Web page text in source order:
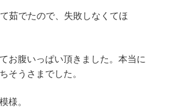
茹でたので、失敗しなくてほ
お腹いっぱい頂きました。本当に
そうさまでした。
様。